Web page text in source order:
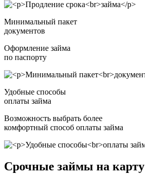
Минимальный пакет
документов
Оформление займа
по паспорту
Удобные способы
оплаты займа
Возможность выбрать более
комфортный способ оплаты займа
Срочные займы на карту